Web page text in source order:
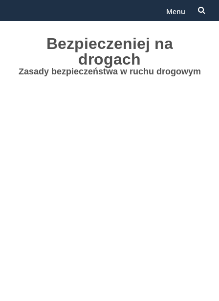
Menu
Bezpieczeniej na
drogach
Zasady bezpieczeństwa w ruchu drogowym